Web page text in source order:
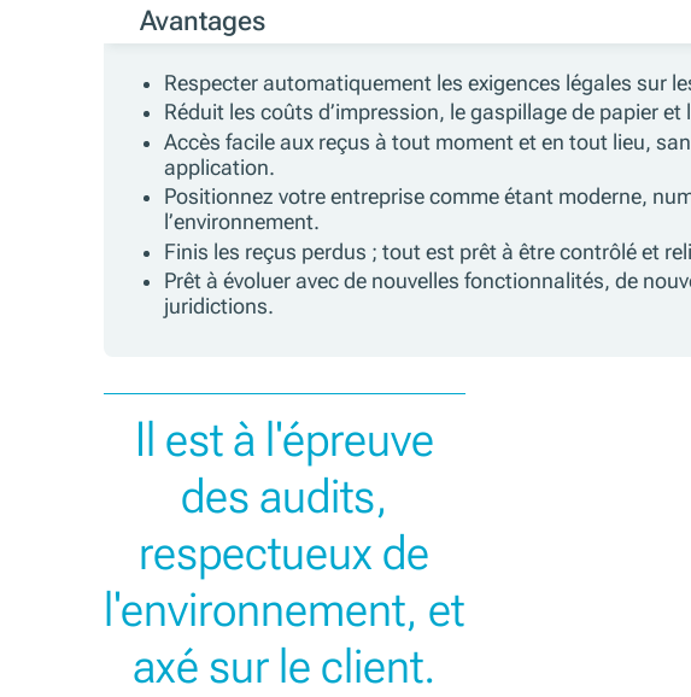
Avantages
Respecter automatiquement les exigences légales sur
Réduit les coûts d’impression, le gaspillage de papier et
Accès facile aux reçus à tout moment et en tout lieu,
application.
Positionnez votre entreprise comme étant moderne,
l’environnement.
Finis les reçus perdus ; tout est prêt à être contrôlé et
Prêt à évoluer avec de nouvelles fonctionnalités, de
juridictions.
Il est à l'épreuve
des audits,
respectueux de
l'environnement, et
axé sur le client.